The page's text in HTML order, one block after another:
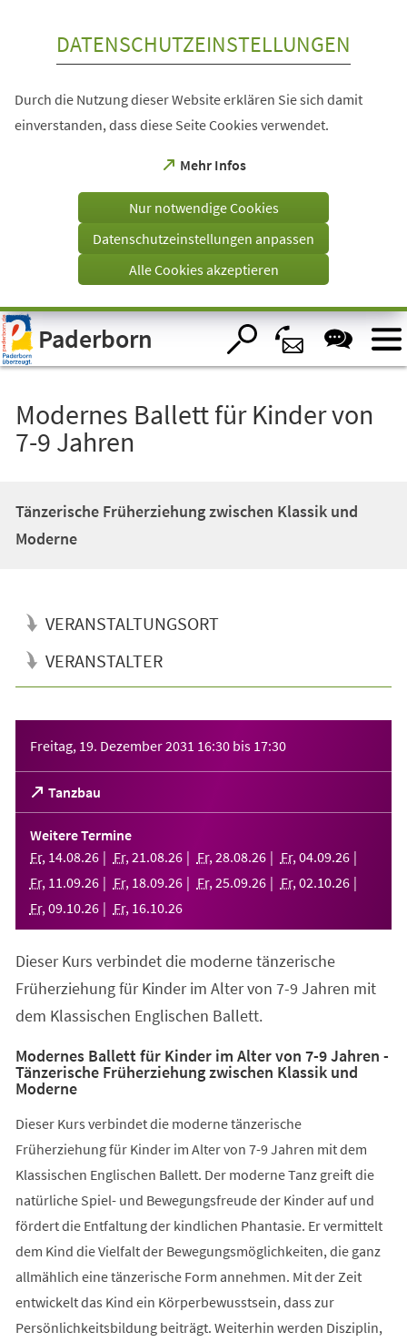
Visuelle
Assistenzsoftware
öffnen.
DATENSCHUTZEINSTELLUNGEN
Durch die Nutzung dieser Website erklären Sie sich damit
einverstanden, dass diese Seite Cookies verwendet.
Mehr Infos
(Öffnet
einem
Tab)
Nur notwendige Cookies
Datenschutzeinstellungen anpassen
Alle Cookies akzeptieren
Paderborn
Modernes Ballett für Kinder von
7-9 Jahren
Tänzerische Früherziehung zwischen Klassik und
Moderne
VERANSTALTUNGSORT
VERANSTALTER
Freitag, 19. Dezember 2031 16:30 bis 17:30
Tanzbau
(Öffnet
in
einem
neuen
Tab)
Weitere Termine
Fr, 14.08.26 Fr, 21 .08.26 Fr, 28.08.26 Fr, 04.09.26
Fr, 11 .09.26 Fr, 18.09.26 Fr, 25.09.26 Fr, 02.10.26
Fr, 09.10.26 Fr, 16.10.26
Dieser Kurs verbindet die moderne tänzerische
Früherziehung für Kinder im Alter von 7-9 Jahren mit
dem Klassischen Englischen Ballett.
Modernes Ballett für Kinder im Alter von 7-9 Jahren -
Tänzerische Früherziehung zwischen Klassik und
Moderne
Dieser Kurs verbindet die moderne tänzerische
Früherziehung für Kinder im Alter von 7-9 Jahren mit dem
Klassischen Englischen Ballett. Der moderne Tanz greift die
natürliche Spiel- und Bewegungsfreude der Kinder auf und
fördert die Entfaltung der kindlichen Phantasie. Er vermittelt
dem Kind die Vielfalt der Bewegungsmöglichkeiten, die ganz
allmählich eine tänzerische Form annehmen. Mit der Zeit
entwickelt das Kind ein Körperbewusstsein, dass zur
Persönlichkeitsbildung beiträgt. Weiterhin werden Disziplin,